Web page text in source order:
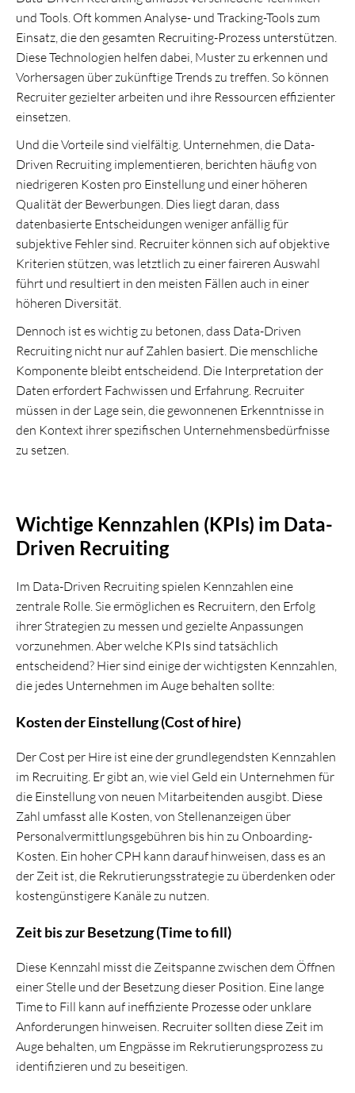
und Tools. Oft kommen Analyse- und Tracking-Tools zum
Einsatz, die den gesamten Recruiting-Prozess unterstützen.
Diese Technologien helfen dabei, Muster zu erkennen und
Vorhersagen über zukünftige Trends zu treffen. So können
Recruiter gezielter arbeiten und ihre Ressourcen effizienter
einsetzen.
Und die Vorteile sind vielfältig. Unternehmen, die Data-
Driven Recruiting implementieren, berichten häufig von
niedrigeren Kosten pro Einstellung und einer höheren
Qualität der Bewerbungen. Dies liegt daran, dass
datenbasierte Entscheidungen weniger anfällig für
subjektive Fehler sind. Recruiter können sich auf objektive
Kriterien stützen, was letztlich zu einer faireren Auswahl
führt und resultiert in den meisten Fällen auch in einer
höheren Diversität.
Dennoch ist es wichtig zu betonen, dass Data-Driven
Recruiting nicht nur auf Zahlen basiert. Die menschliche
Komponente bleibt entscheidend. Die Interpretation der
Daten erfordert Fachwissen und Erfahrung. Recruiter
müssen in der Lage sein, die gewonnenen Erkenntnisse in
den Kontext ihrer spezifischen Unternehmensbedürfnisse
zu setzen.
Wichtige Kennzahlen (KPIs) im Data-
Driven Recruiting
Im Data-Driven Recruiting spielen Kennzahlen eine
zentrale Rolle. Sie ermöglichen es Recruitern, den Erfolg
ihrer Strategien zu messen und gezielte Anpassungen
vorzunehmen. Aber welche KPIs sind tatsächlich
entscheidend? Hier sind einige der wichtigsten Kennzahlen,
die jedes Unternehmen im Auge behalten sollte:
Kosten der Einstellung (Cost of hire)
Der Cost per Hire ist eine der grundlegendsten Kennzahlen
im Recruiting. Er gibt an, wie viel Geld ein Unternehmen für
die Einstellung von neuen Mitarbeitenden ausgibt. Diese
Zahl umfasst alle Kosten, von Stellenanzeigen über
Personalvermittlungsgebühren bis hin zu Onboarding-
Kosten. Ein hoher CPH kann darauf hinweisen, dass es an
der Zeit ist, die Rekrutierungsstrategie zu überdenken oder
kostengünstigere Kanäle zu nutzen.
Zeit bis zur Besetzung (Time to fill)
Diese Kennzahl misst die Zeitspanne zwischen dem Öffnen
einer Stelle und der Besetzung dieser Position. Eine lange
Time to Fill kann auf ineffiziente Prozesse oder unklare
Anforderungen hinweisen. Recruiter sollten diese Zeit im
Auge behalten, um Engpässe im Rekrutierungsprozess zu
identifizieren und zu beseitigen.